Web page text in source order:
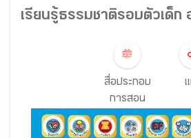
เรียนรู้ธรรมชาติรอบตัวเด็ก
สื่อประกอบ
การสอน